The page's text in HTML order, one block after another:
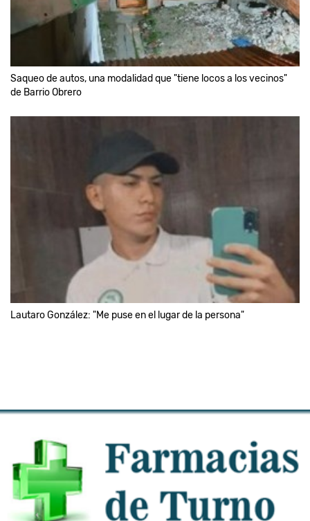
Saqueo de autos, una modalidad que "tiene locos a los vecinos"
de Barrio Obrero
Lautaro González: "Me puse en el lugar de la persona"